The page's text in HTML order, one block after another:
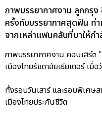
ภาพบรรยากาศงาน ลูกกรุ
ครั้งกับบรรยากาศสุดฟิน ท่
จากเหล่าแฟนคลับที่มาให้ก
ภาพบรรยากาศงาน คอนเสิร์
เมืองไทยรัชดาลัยเธียเตอร์ เมื่
ทั้งรอบวันเสาร์ และรอบพิเศษ
เมืองไทยประกันชีวิต